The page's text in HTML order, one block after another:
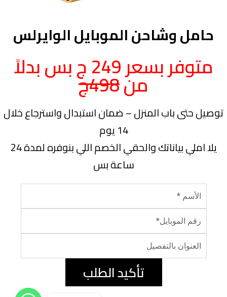
حامل وشاحن الموبايل الوايرلس
متوفر بسعر 249 ج بس بدلاً
من498ج
توصيل حتى باب المنزل – ضمان استبدال واسترجاع خلال
14 يوم
يلا املي بياناتك والحقي الخصم اللي بنوفره لمدة 24
ساعة بس
تأكيد الطلب